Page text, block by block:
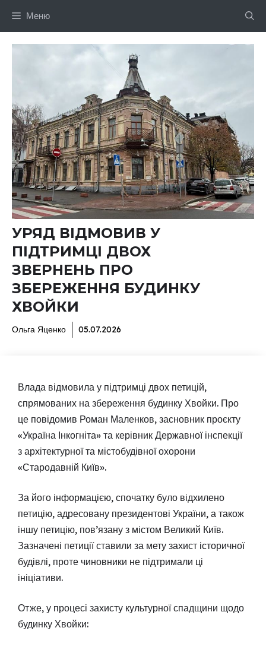
Меню
УРЯД ВІДМОВИВ У
ПІДТРИМЦІ ДВОХ
ЗВЕРНЕНЬ ПРО
ЗБЕРЕЖЕННЯ БУДИНКУ
ХВОЙКИ
Ольга Яценко 05.07.2026
Влада відмовила у підтримці двох петицій,
спрямованих на збереження будинку Хвойки. Про
це повідомив Роман Маленков, засновник проєкту
«Україна Інкогніта» та керівник Державної інспекції
з архітектурної та містобудівної охорони
«Стародавній Київ».
За його інформацією, спочатку було відхилено
петицію, адресовану президентові України, а також
іншу петицію, пов’язану з містом Великий Київ.
Зазначені петиції ставили за мету захист історичної
будівлі, проте чиновники не підтримали ці
ініціативи.
Отже, у процесі захисту культурної спадщини щодо
будинку Хвойки: